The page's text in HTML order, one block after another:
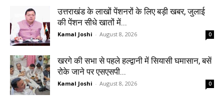
उत्तराखंड के लाखों पेंशनरों के लिए बड़ी खबर, जुलाई
की पेंशन सीधे खातों में...
Kamal Joshi - August 8, 2026 0
खरगे की सभा से पहले हल्द्वानी में सियासी घमासान, बसें
रोके जाने पर एसएसपी...
Kamal Joshi - August 8, 2026 0